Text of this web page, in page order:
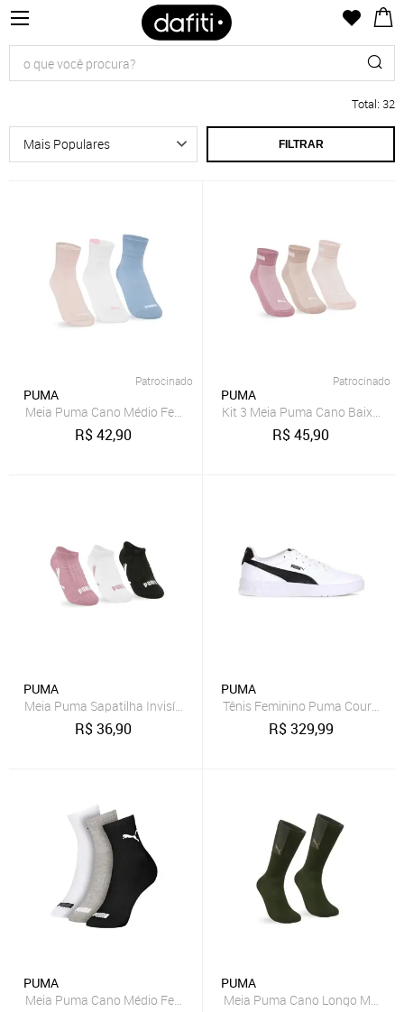
Total: 32
FILTRAR
Patrocinado
PUMA
Meia Puma Cano Médio Feminina 4730.003 C/3
R$42,90
Patrocinado
PUMA
Kit 3 Meia Puma Cano Baixo
R$45,90
PUMA
Meia Puma Sapatilha Invisível Feminina 4755.001 C/3
R$36,90
PUMA
Tênis Feminino Puma Court Lally
R$329,99
PUMA
Meia Puma Cano Médio Feminina 4795.001 C/3
PUMA
Meia Puma Cano Longo